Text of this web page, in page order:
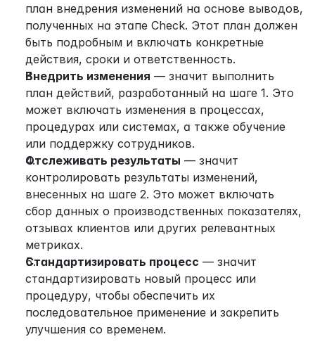
план внедрения изменений на основе выводов,
полученных на этапе Check. Этот план должен
быть подробным и включать конкретные
действия, сроки и ответственность.
Внедрить изменения — значит выполнить
план действий, разработанный на шаге 1. Это
может включать изменения в процессах,
процедурах или системах, а также обучение
или поддержку сотрудников.
Отслеживать результаты — значит
контролировать результаты изменений,
внесенных на шаге 2. Это может включать
сбор данных о производственных показателях,
отзывах клиентов или других релевантных
метриках.
Стандартизировать процесс — значит
стандартизировать новый процесс или
процедуру, чтобы обеспечить их
последовательное применение и закрепить
улучшения со временем.